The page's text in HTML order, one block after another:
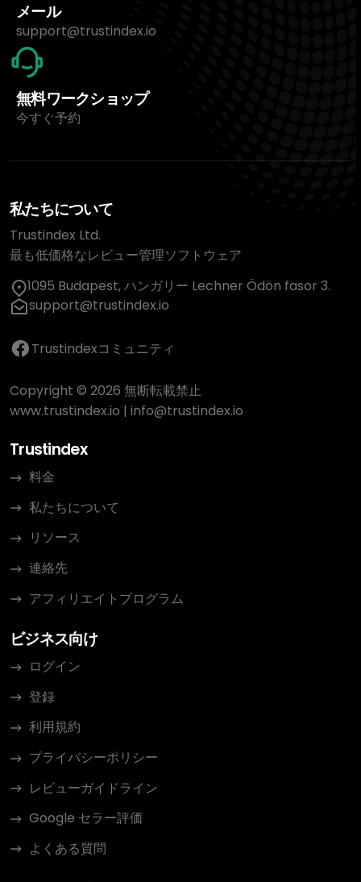
メール
support@trustindex.io
無料ワークショップ
今すぐ予約
私たちについて
Trustindex Ltd.
最も低価格なレビュー管理ソフトウェア
1095 Budapest, ハンガリー Lechner Ödön fasor 3.
support@trustindex.io
Trustindexコミュニティ
Copyright © 2026 無断転載禁止
www.trustindex.io | info@trustindex.io
Trustindex
料金
私たちについて
リソース
連絡先
アフィリエイトプログラム
ビジネス向け
ログイン
登録
利用規約
プライバシーポリシー
レビューガイドライン
Google セラー評価
よくある質問